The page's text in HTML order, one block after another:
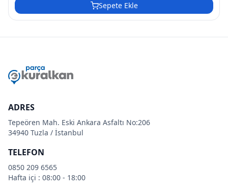
Sepete Ekle
ADRES
Tepeören Mah. Eski Ankara Asfaltı No:206
34940 Tuzla / İstanbul
TELEFON
0850 209 6565
Hafta içi : 08:00 - 18:00